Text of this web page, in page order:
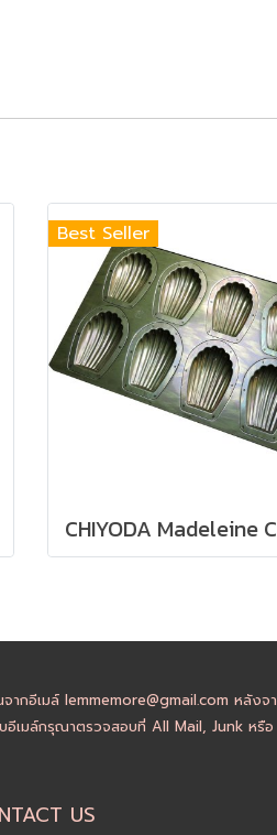
Best Seller
ากอีเมล์ lemmemore@gmail.com หลัง
เมล์กรุณาตรวจสอบที่ All Mail, Junk หรื
US